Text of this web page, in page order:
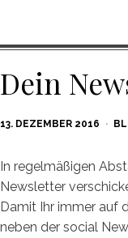
Dein
POSTED
13. DEZEMBER 2016
In regelmäßigen
Newsletter
Damit Ihr immer auf
neben der social